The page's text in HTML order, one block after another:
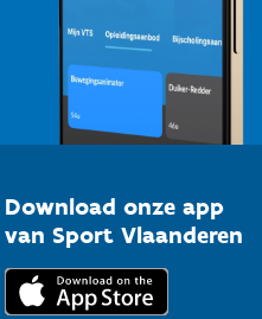
Download onze app
van Sport Vlaanderen